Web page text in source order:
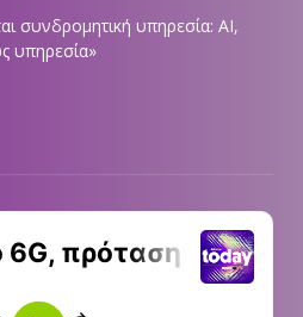
συνδρομητική υπηρεσία: AI,
υπηρεσία»